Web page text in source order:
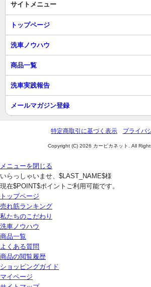
サイトメニュー
トップページ
洗車ノウハウ
商品一覧
洗車実践報告
メールマガジン登録
特定商取引に基づく表示 プライバ
Copyright (C) 2026 カーピカネット. All
メニューを閉じる
いらっしゃいませ、$LAST_NAME$様
現在$POINT$ポイントご利用可能です。
トップページ
売れ筋ランキング
私たちのこだわり
洗車ノウハウ
商品一覧
よくある質問
商品の閲覧履歴
ショッピングガイド
マイページ